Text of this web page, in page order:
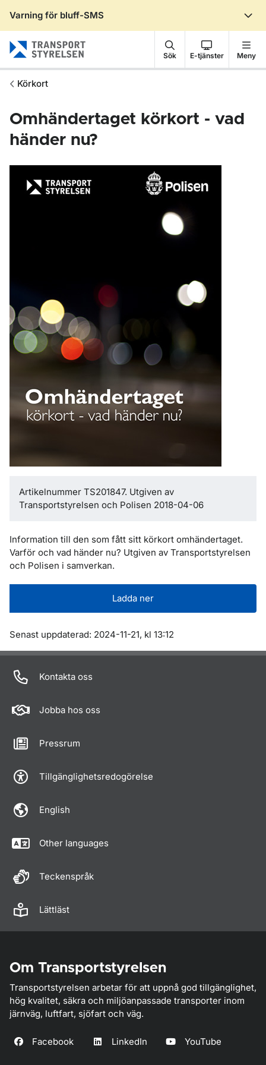
Varning för bluff-SMS
Sök E-tjänster Meny
Körkort
Omhändertaget körkort - vad
händer nu?
Artikelnummer TS201847. Utgiven av
Transportstyrelsen och Polisen 2018-04-06
Information till den som fått sitt körkort omhändertaget.
Varför och vad händer nu? Utgiven av Transportstyrelsen
och Polisen i samverkan.
Ladda ner
Om sidan
Senast uppdaterad: 2024-11-21, kl 13:12
Kontakta oss
Jobba hos oss
Pressrum
Tillgänglighetsredogörelse
English
Other languages
Teckenspråk
Lättläst
Om Transportstyrelsen
Transportstyrelsen arbetar för att uppnå god tillgänglighet,
hög kvalitet, säkra och miljöanpassade transporter inom
järnväg, luftfart, sjöfart och väg.
Facebook LinkedIn YouTube